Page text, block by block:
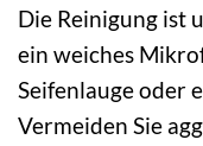
Die Reinigung ist
ein weiches
Seifenlauge oder
Vermeiden Sie